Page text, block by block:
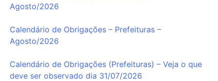
Agosto/2026
Calendário de Obrigações – Prefeituras –
Agosto/2026
Calendário de Obrigações (Prefeituras) – Veja o que
deve ser observado dia 31/07/2026